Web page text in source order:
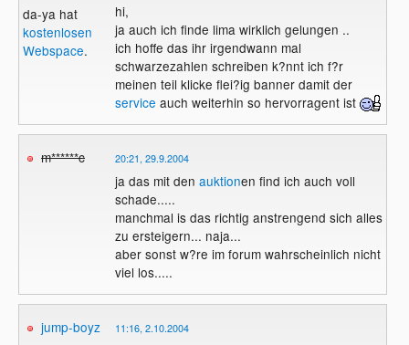
da-ya hat
kostenlosen
Webspace.
hi,
ja auch ich finde lima wirklich gelungen ..
ich hoffe das ihr irgendwann mal
schwarzezahlen schreiben k?nnt ich f?r
meinen teil klicke flei?ig banner damit der
service auch weiterhin so hervorragent ist
m******c 20:21, 29.9.2004
ja das mit den auktionen find ich auch voll
schade.....
manchmal is das richtig anstrengend sich alles
zu ersteigern... naja...
aber sonst w?re im forum wahrscheinlich nicht
viel los.....
jump-boyz
11:16, 2.10.2004